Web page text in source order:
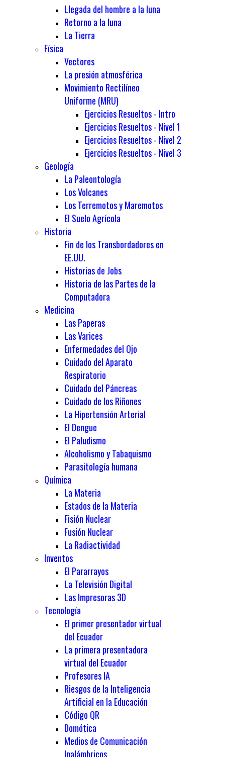
Llegada del hombre a la luna
Retorno a la luna
La Tierra
Física
Vectores
La presión atmosférica
Movimiento Rectilíneo
Uniforme (MRU)
Ejercicios Resueltos - Intro
Ejercicios Resueltos - Nivel 1
Ejercicios Resueltos - Nivel 2
Ejercicios Resueltos - Nivel 3
Geología
La Paleontología
Los Volcanes
Los Terremotos y Maremotos
El Suelo Agrícola
Historia
Fin de los Transbordadores en
EE.UU.
Historias de Jobs
Historia de las Partes de la
Computadora
Medicina
Las Paperas
Las Varices
Enfermedades del Ojo
Cuidado del Aparato
Respiratorio
Cuidado del Páncreas
Cuidado de los Riñones
La Hipertensión Arterial
El Dengue
El Paludismo
Alcoholismo y Tabaquismo
Parasitología humana
Química
La Materia
Estados de la Materia
Fisión Nuclear
Fusión Nuclear
La Radiactividad
Inventos
El Pararrayos
La Televisión Digital
Las Impresoras 3D
Tecnología
El primer presentador virtual
del Ecuador
La primera presentadora
virtual del Ecuador
Profesores IA
Riesgos de la Inteligencia
Artificial en la Educación
Código QR
Domótica
Medios de Comunicación
Inalámbricos